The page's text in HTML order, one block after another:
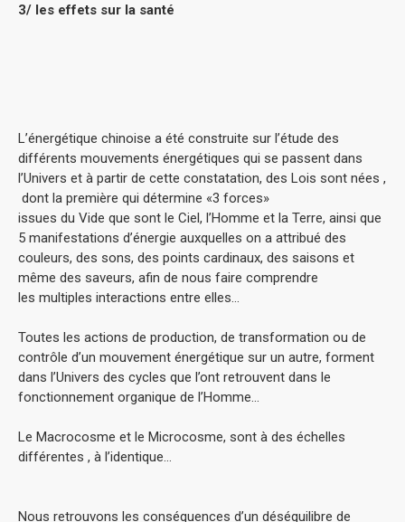
3/ les effets sur la santé
L’énergétique chinoise a été construite sur l’étude des
différents mouvements énergétiques qui se passent dans
l’Univers et à partir de cette constatation, des Lois sont nées ,
dont la première qui détermine «3 forces»
issues du Vide que sont le Ciel, l’Homme et la Terre, ainsi que
5 manifestations d’énergie auxquelles on a attribué des
couleurs, des sons, des points cardinaux, des saisons et
même des saveurs, afin de nous faire comprendre
les multiples interactions entre elles…
Toutes les actions de production, de transformation ou de
contrôle d’un mouvement énergétique sur un autre, forment
dans l’Univers des cycles que l’ont retrouvent dans le
fonctionnement organique de l’Homme…
Le Macrocosme et le Microcosme, sont à des échelles
différentes , à l’identique…
Nous retrouvons les conséquences d’un déséquilibre de